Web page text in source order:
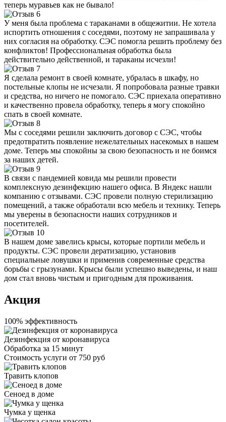
теперь муравьев как не бывало!
У меня была проблема с тараканами в общежитии. Не хотела
испортить отношения с соседями, поэтому не запрашивала у
них согласия на обработку. СЭС помогла решить проблему без
конфликтов! Профессиональная обработка была
действительно действенной, и тараканы исчезли!
Я сделала ремонт в своей комнате, убралась в шкафу, но
постельные клопы не исчезали. Я попробовала разные травки
и средства, но ничего не помогало. СЭС приехала оперативно
и качественно провела обработку, теперь я могу спокойно
спать в своей комнате.
Мы с соседями решили заключить договор с СЭС, чтобы
предотвратить появление нежелательных насекомых в нашем
доме. Теперь мы спокойны за свою безопасность и не боимся
за наших детей.
В связи с пандемией ковида мы решили провести
комплексную дезинфекцию нашего офиса. В Яндекс нашли
компанию с отзывами. СЭС провели полную стерилизацию
помещений, а также обработали всю мебель и технику. Теперь
мы уверены в безопасности наших сотрудников и
посетителей.
В нашем доме завелись крысы, которые портили мебель и
продукты. СЭС провели дератизацию, установив
специальные ловушки и применив современные средства
борьбы с грызунами. Крысы были успешно выведены, и наш
дом стал вновь чистым и пригодным для проживания.
Акция
100% эффективность
Дезинфекция от коронавируса
Обработка за 15 минут
Стоимость услуги от 750 руб
Травить клопов
Сеноед в доме
Чумка у щенка